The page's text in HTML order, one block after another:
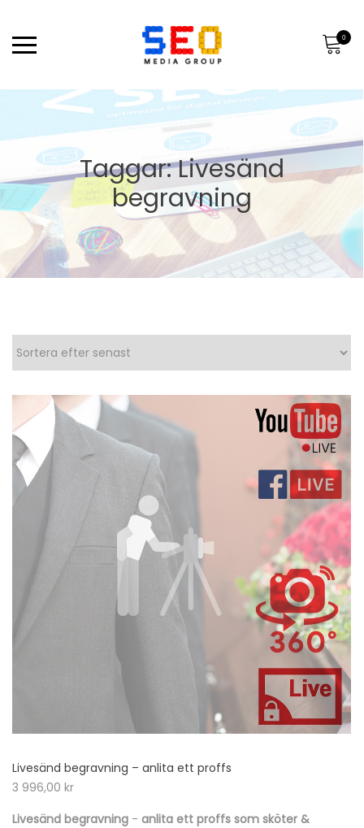
0
Taggar: Livesänd
begravning
Livesänd begravning – anlita ett proffs
3 996,00 kr
Livesänd begravning - anlita ett proffs som sköter &